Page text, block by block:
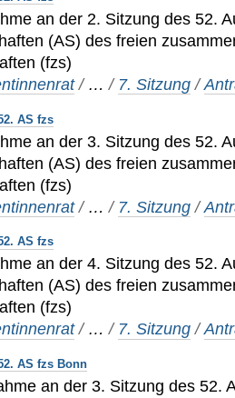
an der 2. Sitzung des 52.
(AS) des freien
(fzs)
/ …/ 7. Sitzung /
AS fzs
an der 3. Sitzung des 52.
(AS) des freien
(fzs)
/ …/ 7. Sitzung /
AS fzs
an der 4. Sitzung des 52.
(AS) des freien
(fzs)
/ …/ 7. Sitzung /
AS fzs Bonn
an der 3. Sitzung des 52.